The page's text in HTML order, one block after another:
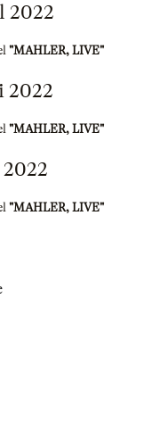
2022
"MAHLER, LIVE"
2022
"MAHLER, LIVE"
"MAHLER, LIVE"